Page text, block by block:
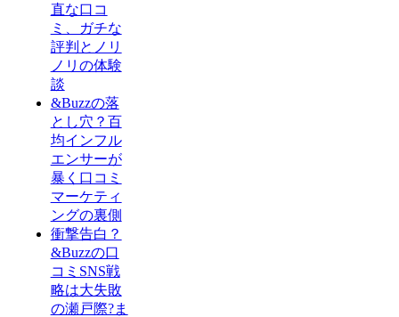
直な口コ
ミ、ガチな
評判とノリ
ノリの体験
談
&Buzzの落
とし穴？百
均インフル
エンサーが
暴く口コミ
マーケティ
ングの裏側
衝撃告白？
&Buzzの口
コミSNS戦
略は大失敗
の瀬戸際?ま